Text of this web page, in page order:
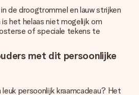
de droogtrommel en lauw strijken
het helaas niet mogelijk om
of speciale tekens te
met dit persoonlijke
leuk persoonlijk kraamcadeau? Het